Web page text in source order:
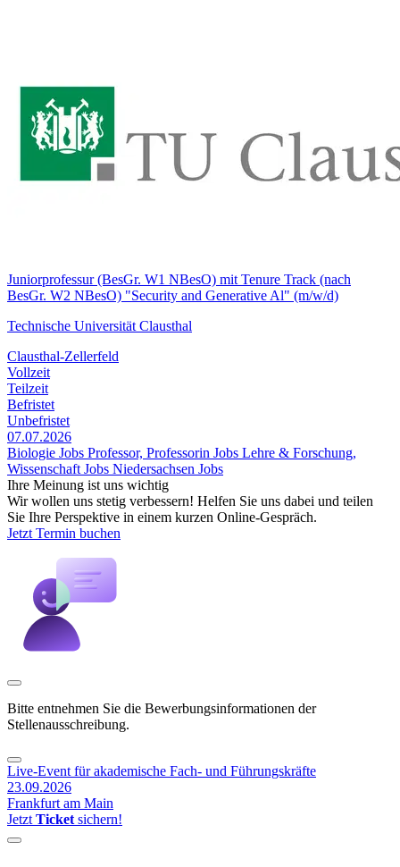
Juniorprofessur (BesGr. W1 NBesO) mit Tenure Track (nach
BesGr. W2 NBesO) "Security and Generative Al" (m/w/d)
Technische Universität Clausthal
Clausthal-Zellerfeld
Vollzeit
Teilzeit
Befristet
Unbefristet
07.07.2026
Biologie Jobs Professor, Professorin Jobs Lehre & Forschung,
Wissenschaft Jobs Niedersachsen Jobs
Ihre Meinung ist uns wichtig
Wir wollen uns stetig verbessern! Helfen Sie uns dabei und teilen
Sie Ihre Perspektive in einem kurzen Online-Gespräch.
Jetzt Termin buchen
Bitte entnehmen Sie die Bewerbungsinformationen der
Stellenausschreibung.
Live-Event für akademische Fach- und Führungskräfte
23.09.2026
Frankfurt am Main
Jetzt Ticket sichern!